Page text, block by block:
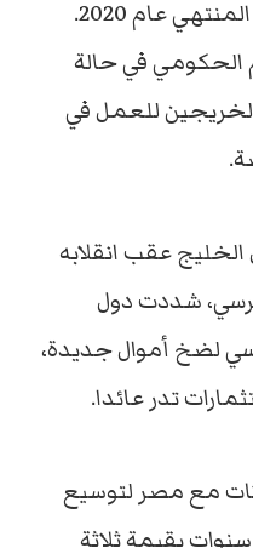
أيضا بشكل مطرد في العقد المنتهي عام 2020.
في حالة
للعمل في
عقب انقلابه
شددت دول
لضخ أموال جديدة،
تدر عائدا.
مع مصر لتوسيع
بقيمة ثلاثة